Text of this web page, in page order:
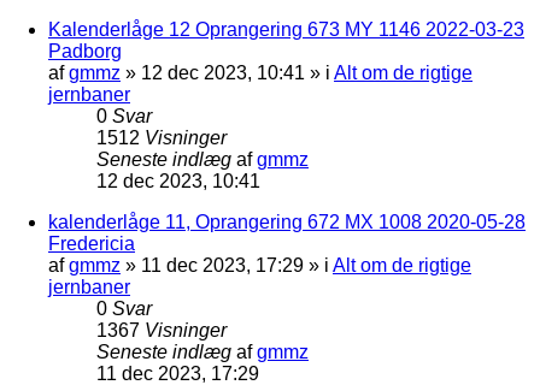
Kalenderlåge 12 Oprangering 673 MY 1146 2022-03-23
Padborg
afgmmz » 12 dec 2023, 10:41 » i Alt om de rigtige
jernbaner
0 Svar
1512 Visninger
Seneste indlæg afgmmz
12 dec 2023, 10:41
kalenderlåge 11, Oprangering 672 MX 1008 2020-05-28
Fredericia
afgmmz » 11 dec 2023, 17:29 » i Alt om de rigtige
jernbaner
0 Svar
1367 Visninger
Seneste indlæg afgmmz
11 dec 2023, 17:29